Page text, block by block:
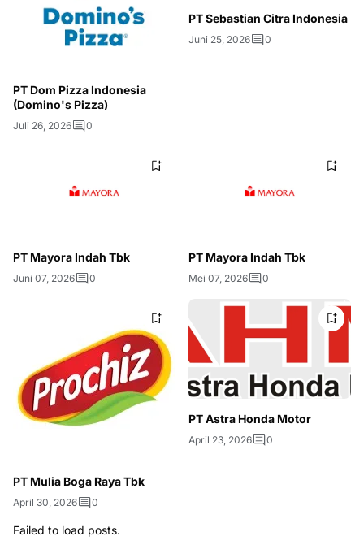
PT Dom Pizza Indonesia
(Domino's Pizza)
Juli 26, 2026 0
PT Sebastian Citra Indonesia
Juni 25, 2026 0
PT Mayora Indah Tbk
Juni 07, 2026 0
PT Mayora Indah Tbk
Mei 07, 2026 0
PT Mulia Boga Raya Tbk
April 30, 2026 0
PT Astra Honda Motor
April 23, 2026 0
Failed to load posts.